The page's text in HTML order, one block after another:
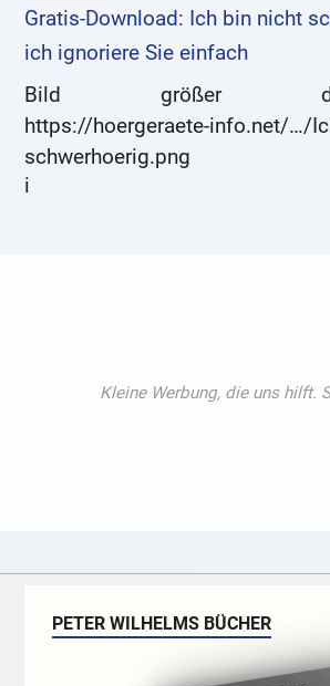
Gratis-Download: Ich bin nicht
ich ignoriere Sie einfach
Bild größer
https://hoergeraete-info.net/…/
schwerhoerig.png
i
PETER WILHELMS BÜCHER